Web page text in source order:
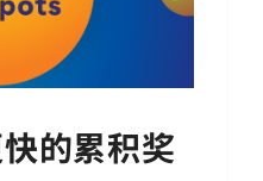
的累积奖